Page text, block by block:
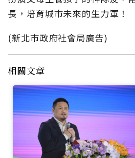
長，培育城市未來的生力軍！
(新北市政府社會局廣告)
相關文章